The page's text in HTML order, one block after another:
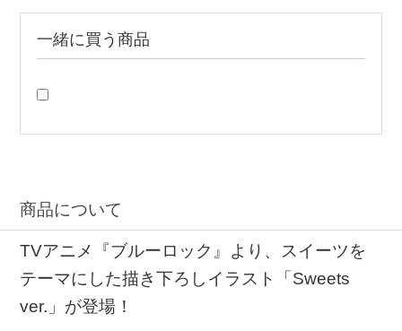
一緒に買う商品
商品について
TVアニメ『ブルーロック』より、スイーツを
テーマにした描き下ろしイラスト「Sweets
ver.」が登場！